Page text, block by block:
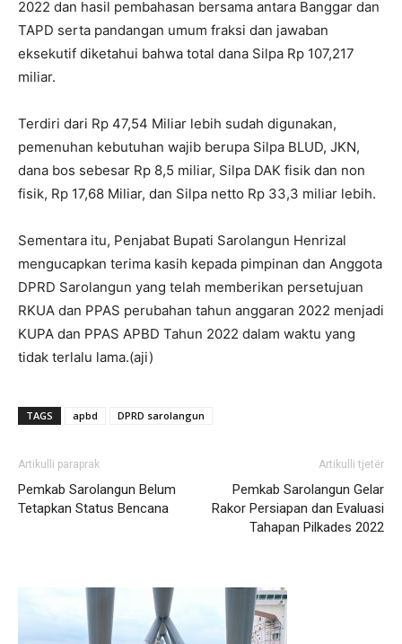
2022 dan hasil pembahasan bersama antara Banggar dan
TAPD serta pandangan umum fraksi dan jawaban
eksekutif diketahui bahwa total dana Silpa Rp 107,217
miliar.
Terdiri dari Rp 47,54 Miliar lebih sudah digunakan,
pemenuhan kebutuhan wajib berupa Silpa BLUD, JKN,
dana bos sebesar Rp 8,5 miliar, Silpa DAK fisik dan non
fisik, Rp 17,68 Miliar, dan Silpa netto Rp 33,3 miliar lebih.
Sementara itu, Penjabat Bupati Sarolangun Henrizal
mengucapkan terima kasih kepada pimpinan dan Anggota
DPRD Sarolangun yang telah memberikan persetujuan
RKUA dan PPAS perubahan tahun anggaran 2022 menjadi
KUPA dan PPAS APBD Tahun 2022 dalam waktu yang
tidak terlalu lama.(aji)
TAGS apbd DPRD sarolangun
Artikulli paraprak
Pemkab Sarolangun Belum
Tetapkan Status Bencana
Artikulli tjetër
Pemkab Sarolangun Gelar
Rakor Persiapan dan Evaluasi
Tahapan Pilkades 2022